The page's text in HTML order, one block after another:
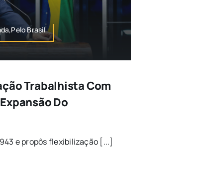
Brasil
Trabalhista Com
Do
e propôs flexibilização [...]